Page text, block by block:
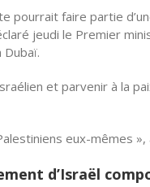
pourrait faire partie
jeudi le Premier
Dubaï.
et parvenir à la
eux-mêmes
d’Israël